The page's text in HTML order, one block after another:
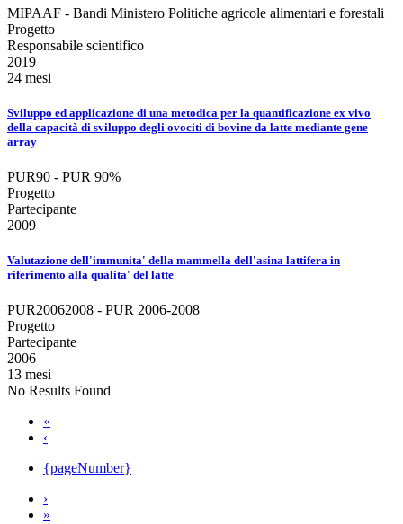
MIPAAF - Bandi Ministero Politiche agricole alimentari e forestali
Progetto
Responsabile scientifico
2019
24 mesi
Sviluppo ed applicazione di una metodica per la quantificazione ex vivo
della capacità di sviluppo degli ovociti di bovine da latte mediante gene
array
PUR90 - PUR 90%
Progetto
Partecipante
2009
Valutazione dell'immunita' della mammella dell'asina lattifera in
riferimento alla qualita' del latte
PUR20062008 - PUR 2006-2008
Progetto
Partecipante
2006
13 mesi
No Results Found
«
‹
{pageNumber}
›
»